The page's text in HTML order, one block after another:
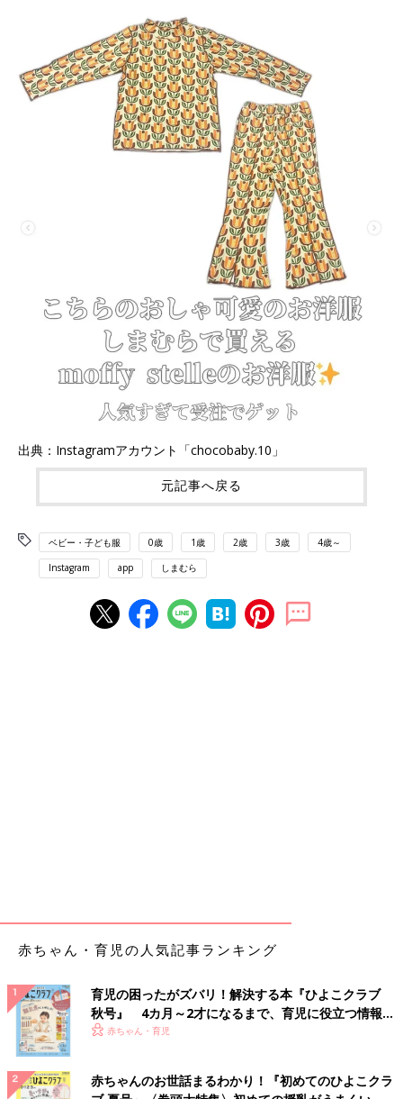
出典：Instagramアカウント「chocobaby.10」
元記事へ戻る
ベビー・子ども服 0歳 1歳 2歳 3歳 4歳～
Instagram app しまむら
赤ちゃん・育児の人気記事ランキング
育児の困ったがズバリ！解決する本『ひよこクラブ
秋号』 4カ月～2才になるまで、育児に役立つ情報が
いっぱい！
赤ちゃん・育児
赤ちゃんのお世話まるわかり！『初めてのひよこクラ